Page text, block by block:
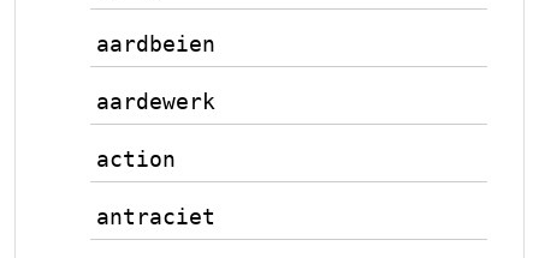
aardbeien
aardewerk
action
antraciet